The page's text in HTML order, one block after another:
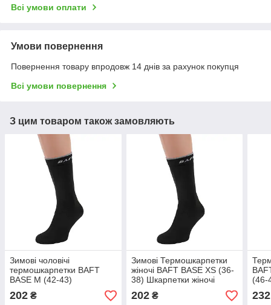
Всі умови оплати
Умови повернення
Повернення товару впродовж 14 днів за рахунок покупця
Всі умови повернення
З цим товаром також замовляють
Зимові чоловічі
термошкарпетки BAFT
BASE M (42-43)
Шкарпетки армійські
зимові
202 ₴
Зимові Термошкарпетки
жіночі BAFT BASE XS (36-
38) Шкарпетки жіночі
зимові
202₴
(46-
232